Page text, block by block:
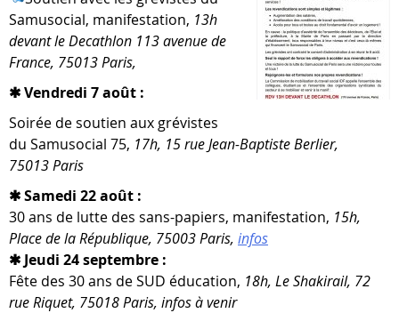
Samusocial, mani­fes­ta­tion, 13h
devant le Decathlon 113 ave­nue de
France, 75013 Paris,
✱ Vendredi 7 août :
Soirée de sou­tien aux gré­vistes
du Samusocial 75, 17h, 15 rue Jean-​Baptiste Berlier,
75013 Paris
✱ Samedi 22 août :
30 ans de lutte des sans-​papiers, mani­fes­ta­tion, 15h,
Place de la République, 75003 Paris, infos
✱ Jeudi 24 septembre :
Fête des 30 ans de SUD édu­ca­tion, 18h, Le Shakirail, 72
rue Riquet, 75018 Paris, infos à venir